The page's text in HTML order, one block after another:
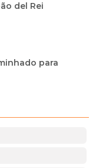
del Rei
para